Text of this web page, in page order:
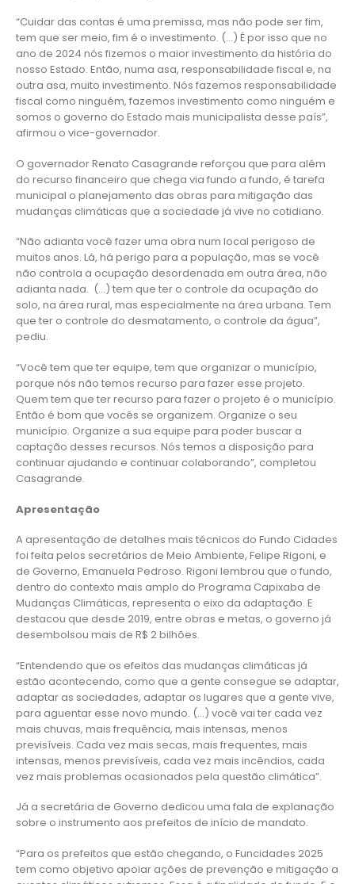
“Cuidar das contas é uma premissa, mas não pode ser fim,
tem que ser meio, fim é o investimento. (…) É por isso que no
ano de 2024 nós fizemos o maior investimento da história do
nosso Estado. Então, numa asa, responsabilidade fiscal e, na
outra asa, muito investimento. Nós fazemos responsabilidade
fiscal como ninguém, fazemos investimento como ninguém e
somos o governo do Estado mais municipalista desse país”,
afirmou o vice-governador.
O governador Renato Casagrande reforçou que para além
do recurso financeiro que chega via fundo a fundo, é tarefa
municipal o planejamento das obras para mitigação das
mudanças climáticas que a sociedade já vive no cotidiano.
“Não adianta você fazer uma obra num local perigoso de
muitos anos. Lá, há perigo para a população, mas se você
não controla a ocupação desordenada em outra área, não
adianta nada. (…) tem que ter o controle da ocupação do
solo, na área rural, mas especialmente na área urbana. Tem
que ter o controle do desmatamento, o controle da água”,
pediu.
“Você tem que ter equipe, tem que organizar o município,
porque nós não temos recurso para fazer esse projeto.
Quem tem que ter recurso para fazer o projeto é o município.
Então é bom que vocês se organizem. Organize o seu
município. Organize a sua equipe para poder buscar a
captação desses recursos. Nós temos a disposição para
continuar ajudando e continuar colaborando”, completou
Casagrande.
Apresentação
A apresentação de detalhes mais técnicos do Fundo Cidades
foi feita pelos secretários de Meio Ambiente, Felipe Rigoni, e
de Governo, Emanuela Pedroso. Rigoni lembrou que o fundo,
dentro do contexto mais amplo do Programa Capixaba de
Mudanças Climáticas, representa o eixo da adaptação. E
destacou que desde 2019, entre obras e metas, o governo já
desembolsou mais de R$ 2 bilhões.
“Entendendo que os efeitos das mudanças climáticas já
estão acontecendo, como que a gente consegue se adaptar,
adaptar as sociedades, adaptar os lugares que a gente vive,
para aguentar esse novo mundo. (…) você vai ter cada vez
mais chuvas, mais frequência, mais intensas, menos
previsíveis. Cada vez mais secas, mais frequentes, mais
intensas, menos previsíveis, cada vez mais incêndios, cada
vez mais problemas ocasionados pela questão climática”.
Já a secretária de Governo dedicou uma fala de explanação
sobre o instrumento aos prefeitos de início de mandato.
“Para os prefeitos que estão chegando, o Funcidades 2025
tem como objetivo apoiar ações de prevenção e mitigação a